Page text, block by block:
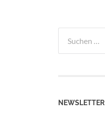
nach:
NEWSLETTER